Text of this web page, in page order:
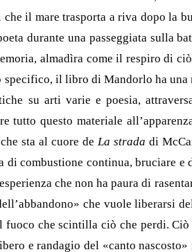
il mare trasporta a riva dopo la
durante una passeggiata sulla
almadìra come il respiro di
il libro di Mandorlo ha
su arti varie e poesia,
tutto questo materiale
sta al cuore de La strada di
di combustione continua, bruciare
che non ha paura di
che vuole liberarsi
che scintilla ciò che perdi.
e randagio del «canto